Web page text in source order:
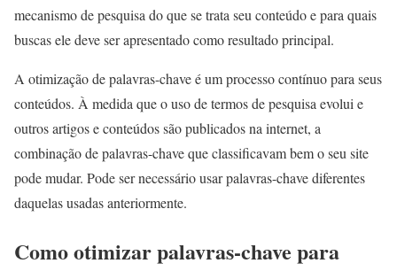
mecanismo de pesquisa do que se trata seu conteúdo e para quais
buscas ele deve ser apresentado como resultado principal.
A otimização de palavras-chave é um processo contínuo para seus
conteúdos. À medida que o uso de termos de pesquisa evolui e
outros artigos e conteúdos são publicados na internet, a
combinação de palavras-chave que classificavam bem o seu site
pode mudar. Pode ser necessário usar palavras-chave diferentes
daquelas usadas anteriormente.
Como otimizar palavras-chave para